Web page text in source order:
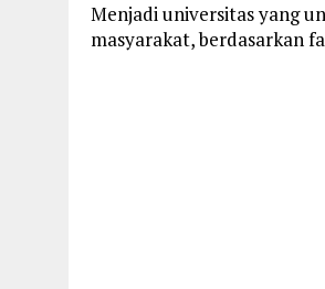
Menjadi universitas yang
masyarakat, berdasarkan